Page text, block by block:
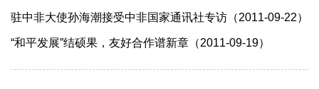
驻中非大使孙海潮接受中非国家通讯社专访（2011-09-22）
“和平发展”结硕果，友好合作谱新章（2011-09-19）